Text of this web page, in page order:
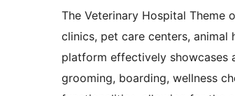
The Veterinary Hospital
clinics, pet care centers, animal
platform effectively showcases
grooming, boarding, wellness